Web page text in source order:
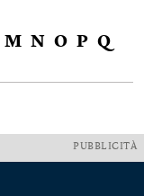
M N O P Q
PUBBLICITÀ